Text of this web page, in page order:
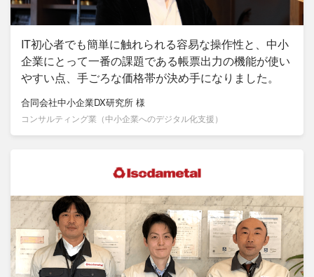
IT初心者でも簡単に触れられる容易な操作性と、中小
企業にとって一番の課題である帳票出力の機能が使い
やすい点、手ごろな価格帯が決め手になりました。
合同会社中小企業DX研究所 様
コンサルティング業（中小企業へのデジタル化支援）